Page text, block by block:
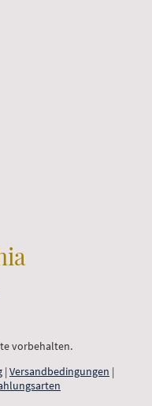
vorbehalten.
| Versandbedingungen |